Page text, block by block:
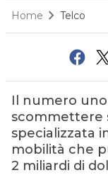
Home Telco
Il numero
scommettere
specializzata
mobilità che
2 miliardi di